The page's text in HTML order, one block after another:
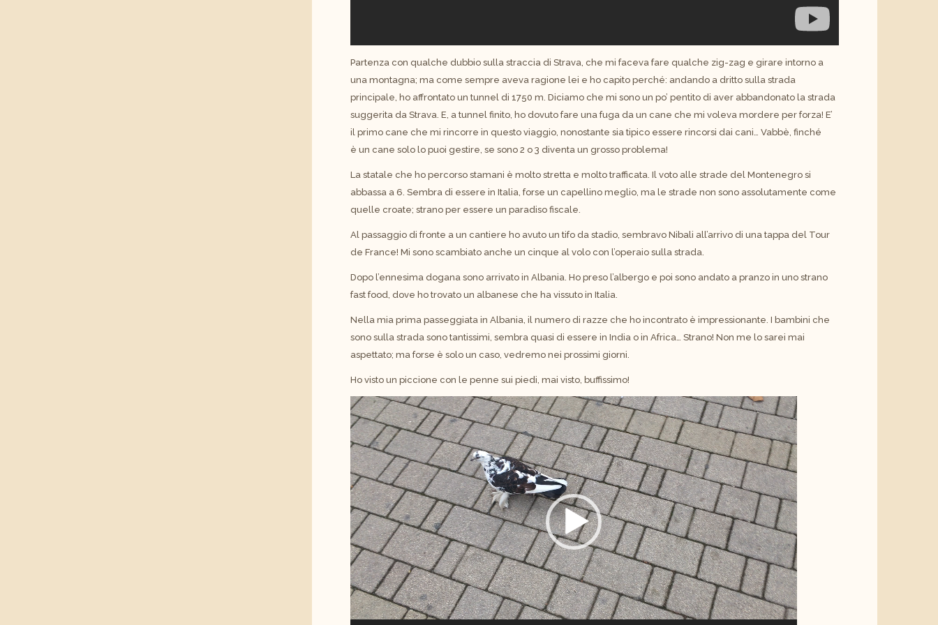
Partenza con qualche dubbio sulla straccia di Strava, che mi faceva fare qualche zig-zag e girare intorno a
una montagna; ma come sempre aveva ragione lei e ho capito perché: andando a dritto sulla strada
principale, ho affrontato un tunnel di 1750 m. Diciamo che mi sono un po’ pentito di aver abbandonato la strada
suggerita da Strava. E, a tunnel finito, ho dovuto fare una fuga da un cane che mi voleva mordere per forza! E’
il primo cane che mi rincorre in questo viaggio, nonostante sia tipico essere rincorsi dai cani… Vabbè, finché
è un cane solo lo puoi gestire, se sono 2 o 3 diventa un grosso problema!
La statale che ho percorso stamani è molto stretta e molto trafficata. Il voto alle strade del Montenegro si
abbassa a 6. Sembra di essere in Italia, forse un capellino meglio, ma le strade non sono assolutamente come
quelle croate; strano per essere un paradiso fiscale.
Al passaggio di fronte a un cantiere ho avuto un tifo da stadio, sembravo Nibali all’arrivo di una tappa del Tour
de France! Mi sono scambiato anche un cinque al volo con l’operaio sulla strada.
Dopo l’ennesima dogana sono arrivato in Albania. Ho preso l’albergo e poi sono andato a pranzo in uno strano
fast food, dove ho trovato un albanese che ha vissuto in Italia.
Nella mia prima passeggiata in Albania, il numero di razze che ho incontrato è impressionante. I bambini che
sono sulla strada sono tantissimi, sembra quasi di essere in India o in Africa… Strano! Non me lo sarei mai
aspettato; ma forse è solo un caso, vedremo nei prossimi giorni.
Ho visto un piccione con le penne sui piedi, mai visto, buffissimo!
Video
Player